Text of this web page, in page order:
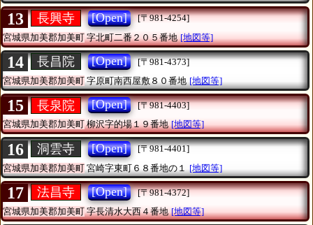
13 長興寺 [Open]
[〒981-4254]
宮城県加美郡加美町字北町二番２０５番地 [地図等]
14 長昌院 [Open]
[〒981-4373]
宮城県加美郡加美町 字原町南西屋敷８０番地 [地図等]
15 長泉院 [Open]
[〒981-4403]
宮城県加美郡加美町柳沢字的場１９番地 [地図等]
16 洞雲寺 [Open]
[〒981-4401]
宮城県加美郡加美町 宮崎字東町６８番地の１ [地図等]
17 法昌寺 [Open]
[〒981-4372]
宮城県加美郡加美町字長清水大西４番地 [地図等]